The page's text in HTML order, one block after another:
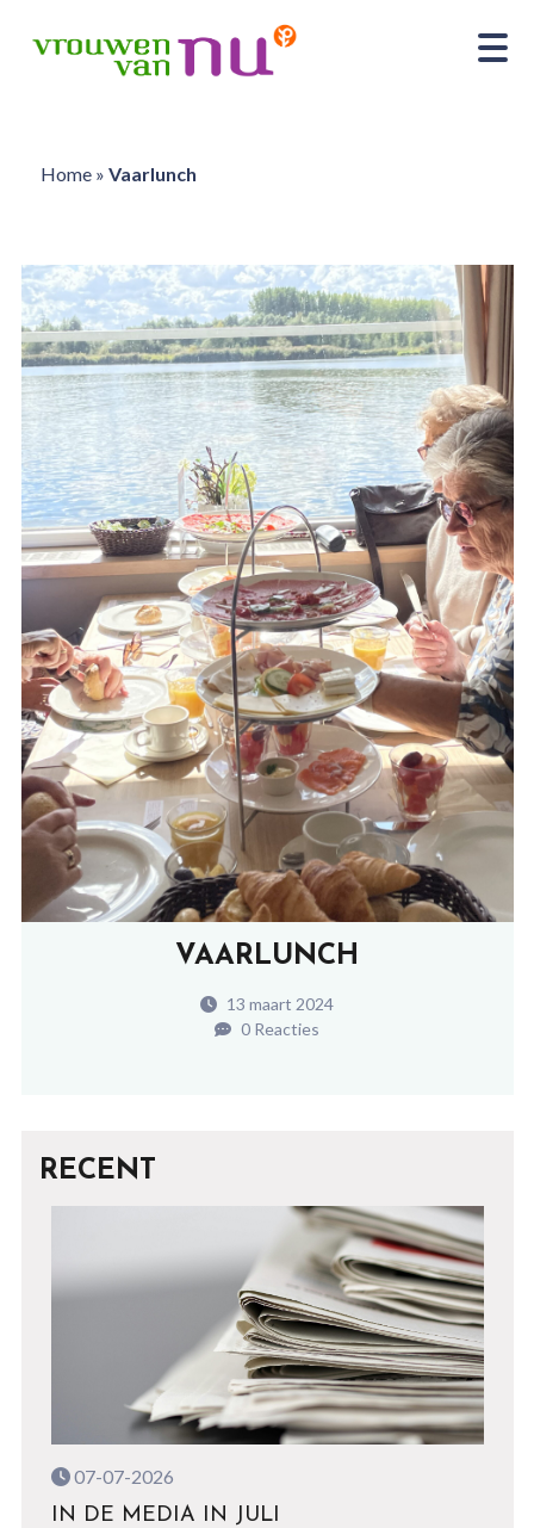
Home» Vaarlunch
VAARLUNCH
13 maart 2024
0 Reacties
RECENT
07-07-2026
IN DE MEDIA IN JULI